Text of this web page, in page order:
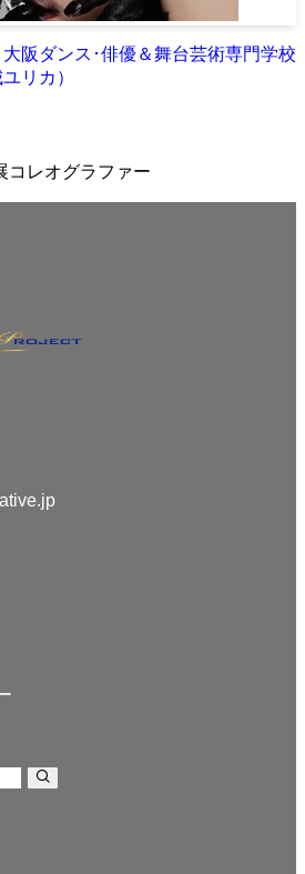
阪ダンス･俳優＆舞台芸術専門学校
リカ）
コレオグラファー